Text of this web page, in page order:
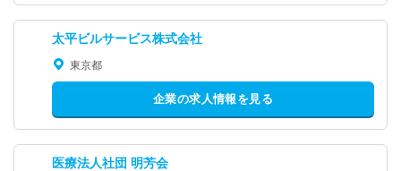
太平ビルサービス株式会社
東京都
企業の求人情報を見る
医療法人社団 明芳会